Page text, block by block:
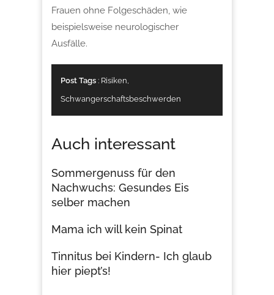
Frauen ohne Folgeschäden, wie
beispielsweise neurologischer
Ausfälle.
Post Tags : Risiken
Schwangerschaftsbeschwerden
Auch interessant
Sommergenuss für den
Nachwuchs: Gesundes Eis
selber machen
Mama ich will kein Spinat
Tinnitus bei Kindern- Ich glaub
hier piept’s!